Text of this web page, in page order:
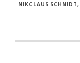
NIKOLAUS